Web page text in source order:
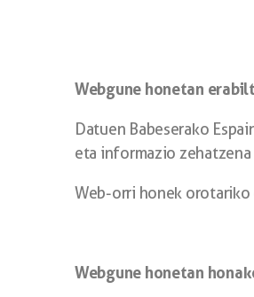
Webgune honetan
Datuen Babeserako
eta informazio
Web-orri honek
Webgune honetan